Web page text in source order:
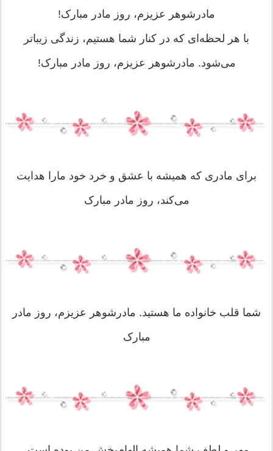
مادرشوهر عزیزم، روز مادر مبارک!
با هر لحظه‌ای که در کنار شما هستیم، زندگی زیباتر
می‌شود. مادرشوهر عزیزم، روز مادر مبارک!
برای مادری که همیشه با عشق و خرد خود مارا هدایت
می‌کند، روز مادر مبارک
شما قلب خانواده ما هستید. مادرشوهر عزیزم، روز مادر
مبارک